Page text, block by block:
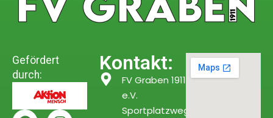
Gefördert
durch:
Kontakt:
FV Graben 1911
e.V.
Sportplatzweg